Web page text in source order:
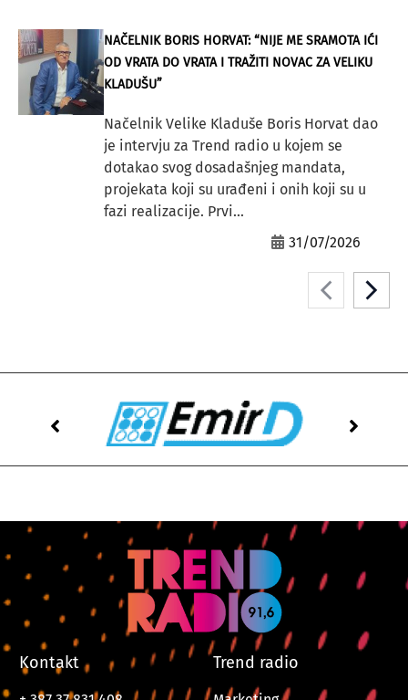
NAČELNIK BORIS HORVAT: “NIJE ME SRAMOTA IĆI
OD VRATA DO VRATA I TRAŽITI NOVAC ZA VELIKU
KLADUŠU”
Načelnik Velike Kladuše Boris Horvat dao
je intervju za Trend radio u kojem se
dotakao svog dosadašnjeg mandata,
projekata koji su urađeni i onih koji su u
fazi realizacije. Prvi...
31/07/2026
Kontakt Trend radio